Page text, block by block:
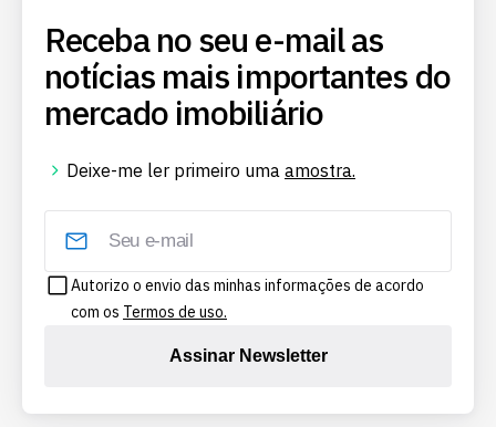
Receba no seu e-mail as
notícias mais importantes do
mercado imobiliário
Deixe-me ler primeiro uma amostra.
Autorizo o envio das minhas informações de acordo
com os Termos de uso.
Assinar Newsletter